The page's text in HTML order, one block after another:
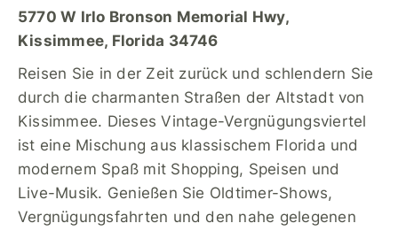
5770 W Irlo Bronson Memorial Hwy,
Kissimmee, Florida 34746
Reisen Sie in der Zeit zurück und schlendern Sie
durch die charmanten Straßen der Altstadt von
Kissimmee. Dieses Vintage-Vergnügungsviertel
ist eine Mischung aus klassischem Florida und
modernem Spaß mit Shopping, Speisen und
Live-Musik. Genießen Sie Oldtimer-Shows,
Vergnügungsfahrten und den nahe gelegenen